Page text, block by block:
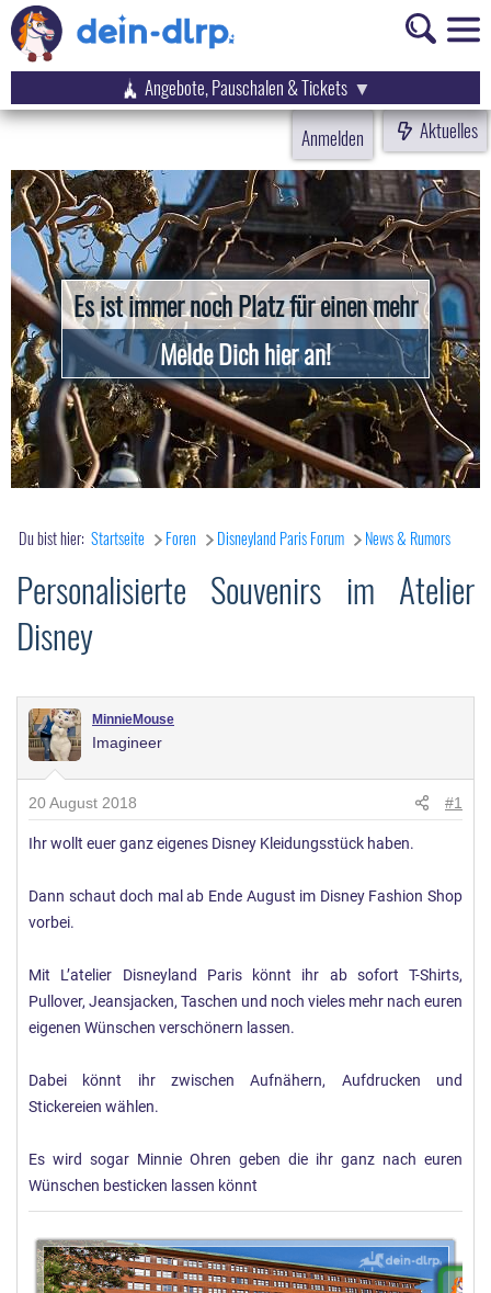
Angebote, Pauschalen & Tickets
Anmelden
Aktuelles
Es ist immer noch Platz für einen mehr
Melde Dich hier an!
Du bist hier: Startseite Foren Disneyland Paris Forum News & Rumors
Personalisierte Souvenirs im Atelier
Disney
MinnieMouse
Imagineer
20 August 2018 #1
Ihr wollt euer ganz eigenes Disney Kleidungsstück haben.
Dann schaut doch mal ab Ende August im Disney Fashion Shop
vorbei.
Mit L’atelier Disneyland Paris könnt ihr ab sofort T-Shirts,
Pullover, Jeansjacken, Taschen und noch vieles mehr nach euren
eigenen Wünschen verschönern lassen.
Dabei könnt ihr zwischen Aufnähern, Aufdrucken und
Stickereien wählen.
Es wird sogar Minnie Ohren geben die ihr ganz nach euren
Wünschen besticken lassen könnt